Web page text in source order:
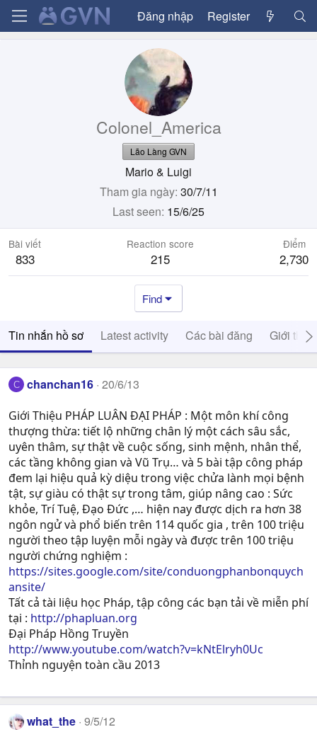
Đăng nhập Register
Colonel_America
Lão Làng GVN
Mario & Luigi
Tham gia ngày 30/7/11
Last seen 15/6/25
Bài viết
833
Reaction score
215
Điểm
2,730
Find
Tin nhắn hồ sơ Latest activity Các bài đăng Giới thiệu
C chanchan16 20/6/13
Giới Thiệu PHÁP LUÂN ĐẠI PHÁP : Một môn khí công
thượng thừa: tiết lộ những chân lý một cách sâu sắc,
uyên thâm, sự thật về cuộc sống, sinh mệnh, nhân thể,
các tầng không gian và Vũ Trụ… và 5 bài tập công pháp
đem lại hiệu quả kỳ diệu trong việc chửa lành mọi bệnh
tật, sự giàu có thật sự trong tâm, giúp nâng cao : Sức
khỏe, Trí Tuệ, Ðạo Ðức ,… hiện nay được dịch ra hơn 38
ngôn ngử và phổ biến trên 114 quốc gia , trên 100 triệu
người theo tập luyện mỗi ngày và được trên 100 triệu
người chứng nghiệm :
https://sites.google.com/site/conduongphanbonquych
ansite/
Tất cả tài liệu học Pháp, tập công các bạn tải về miễn phí
tại : http://phapluan.org
Đại Pháp Hồng Truyền
http://www.youtube.com/watch?v=kNtElryh0Uc
Thỉnh nguyện toàn cầu 2013
what_the 9/5/12